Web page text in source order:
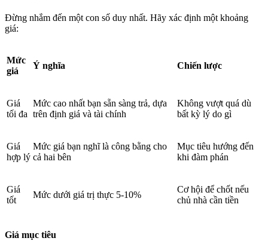
Đừng nhắm đến một con số duy nhất. Hãy xác định một khoảng
giá:
Mức
giá
Ý nghĩa Chiến lược
Giá
tối đa
Mức cao nhất bạn sẵn sàng trả, dựa
trên định giá và tài chính
Không vượt quá dù
bất kỳ lý do gì
Giá
hợp lý
Mức giá bạn nghĩ là công bằng cho
cả hai bên
Mục tiêu hướng đến
khi đàm phán
Giá
tốt
Mức dưới giá trị thực 5-10%
Cơ hội để chốt nếu
chủ nhà cần tiền
Giá mục tiêu